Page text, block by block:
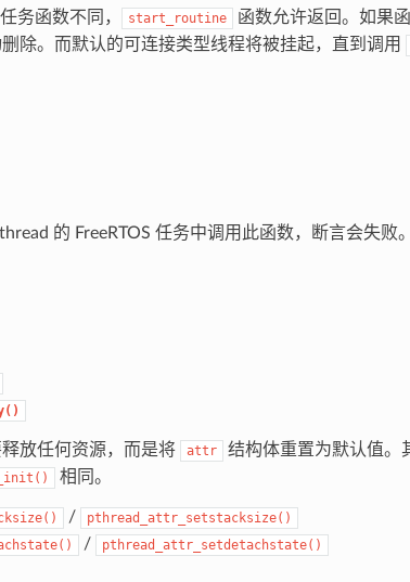
务函数不同，
start_routine
函数允许返回。如果
除。而默认的可连接类型线程将被挂起，直到调用
的 FreeRTOS 任务中调用此函数，断言会失败。
放任何资源，而是将 attr 结构体重置为默认值。
相同。
/
pthread_attr_setstacksize()
/ pthread_attr_setdetachstate()